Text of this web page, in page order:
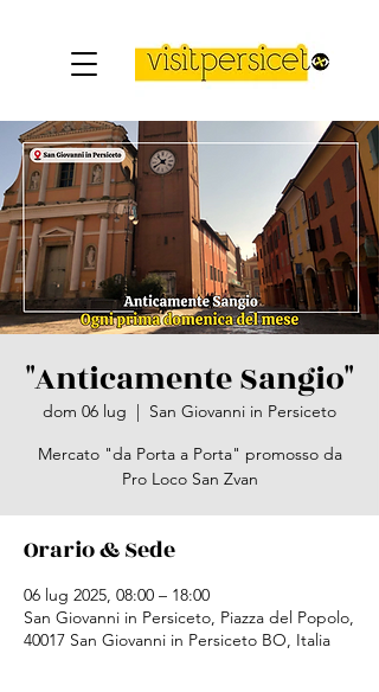
"Anticamente Sangio"
dom 06 lug
  |
San Giovanni in Persiceto
Mercato "da Porta a Porta" promosso da
Pro Loco San Zvan
Orario & Sede
06 lug 2025, 08:00 – 18:00
San Giovanni in Persiceto, Piazza del Popolo,
40017 San Giovanni in Persiceto BO, Italia